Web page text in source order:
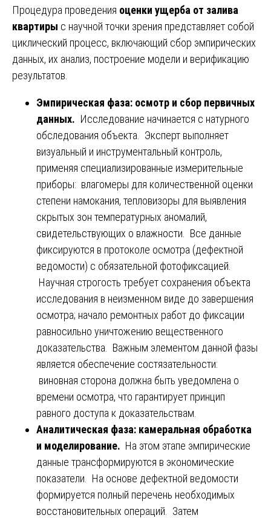
Процедура проведения оценки ущерба от залива
квартиры с научной точки зрения представляет собой
циклический процесс, включающий сбор эмпирических
данных, их анализ, построение модели и верификацию
результатов.
Эмпирическая фаза: осмотр и сбор первичных
данных. Исследование начинается с натурного
обследования объекта. Эксперт выполняет
визуальный и инструментальный контроль,
применяя специализированные измерительные
приборы: влагомеры для количественной оценки
степени намокания, тепловизоры для выявления
скрытых зон температурных аномалий,
свидетельствующих о влажности. Все данные
фиксируются в протоколе осмотра (дефектной
ведомости) с обязательной фотофиксацией.
Научная строгость требует сохранения объекта
исследования в неизменном виде до завершения
осмотра; начало ремонтных работ до фиксации
равносильно уничтожению вещественного
доказательства. Важным элементом данной фазы
является обеспечение состязательности:
виновная сторона должна быть уведомлена о
времени осмотра, что гарантирует принцип
равного доступа к доказательствам.
Аналитическая фаза: камеральная обработка
и моделирование. На этом этапе эмпирические
данные трансформируются в экономические
показатели. На основе дефектной ведомости
формируется полный перечень необходимых
восстановительных операций. Затем